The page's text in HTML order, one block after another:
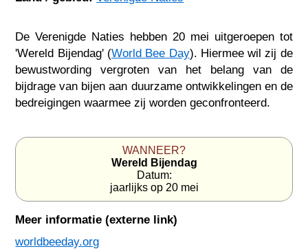
De Verenigde Naties hebben 20 mei uitgeroepen tot
'Wereld Bijendag' (World Bee Day). Hiermee wil zij de
bewustwording vergroten van het belang van de
bijdrage van bijen aan duurzame ontwikkelingen en de
bedreigingen waarmee zij worden geconfronteerd.
WANNEER?
Wereld Bijendag
Datum:
jaarlijks op 20 mei
Meer informatie (externe link)
worldbeeday.org